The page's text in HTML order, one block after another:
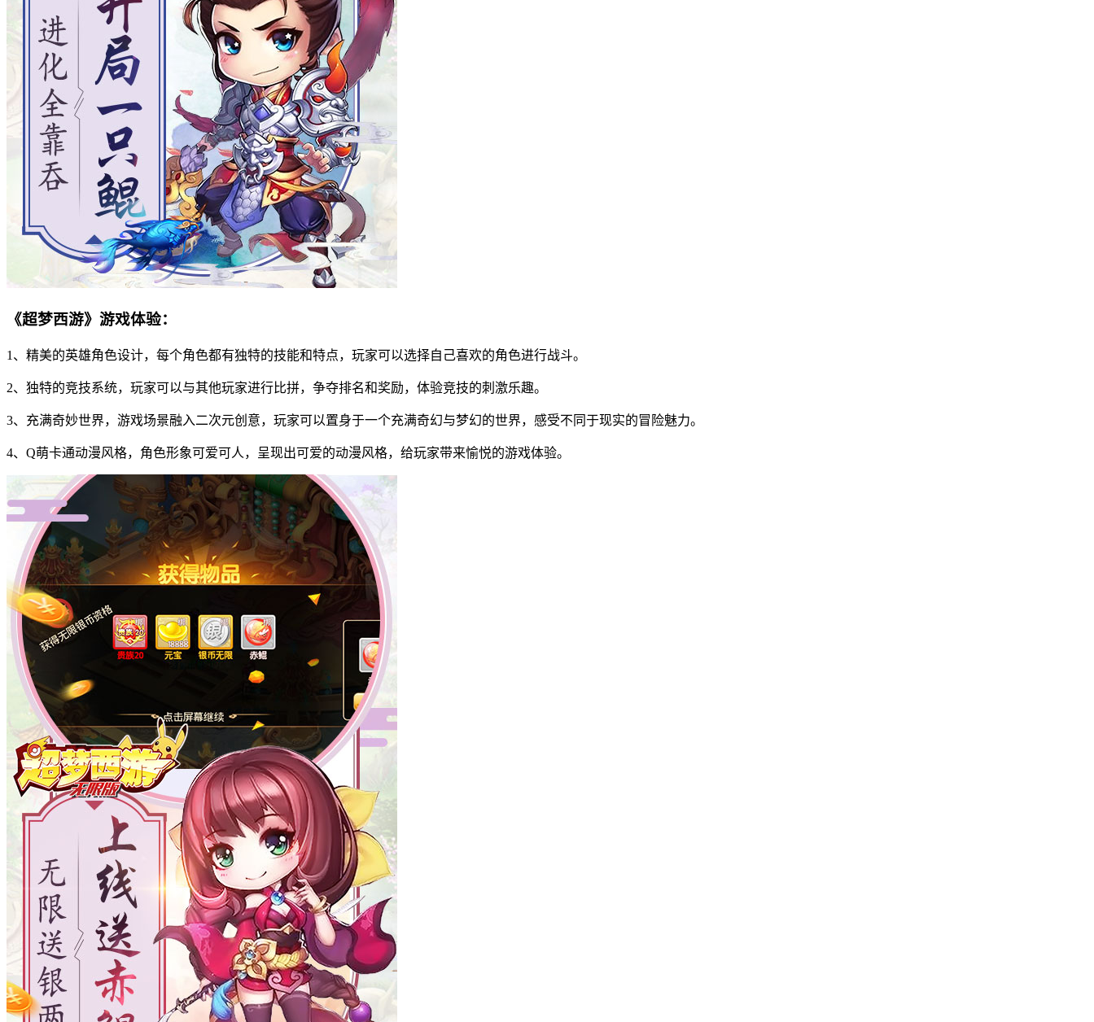
《超梦西游》游戏体验：
1、精美的英雄角色设计，每个角色都有独特的技能和特点，玩家可以选择自己喜欢的角色进行战斗。
2、独特的竞技系统，玩家可以与其他玩家进行比拼，争夺排名和奖励，体验竞技的刺激乐趣。
3、充满奇妙世界，游戏场景融入二次元创意，玩家可以置身于一个充满奇幻与梦幻的世界，感受不同于现实的冒险魅力。
4、Q萌卡通动漫风格，角色形象可爱可人，呈现出可爱的动漫风格，给玩家带来愉悦的游戏体验。